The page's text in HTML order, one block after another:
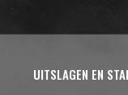
UITSLAGEN EN